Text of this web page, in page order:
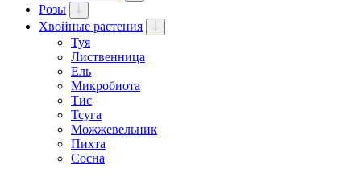
Розы
Хвойные растения
Туя
Лиственница
Ель
Микробиота
Тис
Тсуга
Можжевельник
Пихта
Сосна